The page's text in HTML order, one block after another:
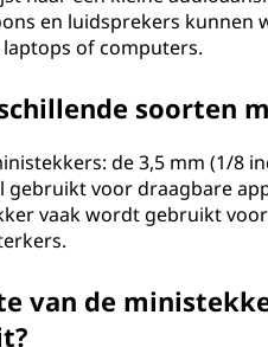
en luidsprekers kunnen
of computers.
soorten
de 3,5 mm (1/8
voor draagbare
vaak wordt gebruikt
van de